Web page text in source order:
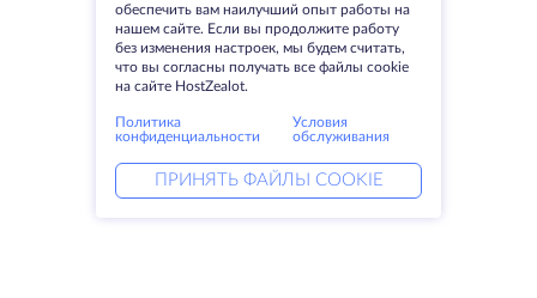
обеспечить вам наилучший опыт работы на
нашем сайте. Если вы продолжите работу
без изменения настроек, мы будем считать,
что вы согласны получать все файлы cookie
на сайте HostZealot.
Политика
конфиденциальности
Условия
обслуживания
ПРИНЯТЬ ФАЙЛЫ COOKIE